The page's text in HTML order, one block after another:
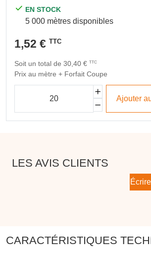
EN STOCK
5 000 mètres disponibles
1,52 € TTC
Soit un total de 30,40 € TTC
Prix au mètre + Forfait Coupe
Ajouter
LES AVIS CLIENTS
CARACTÉRISTIQUES